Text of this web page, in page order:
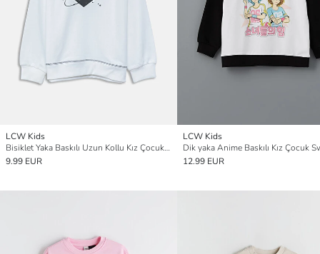
LCW Kids
Bisiklet Yaka Baskılı Uzun Kollu Kız Çocuk Sweatshirt
9.99 EUR
LCW Kids
12.99 EUR